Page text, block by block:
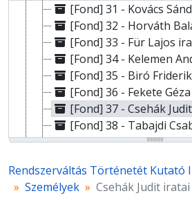
[Fond] 31 - Kovács
[Fond] 32 - Horváth
[Fond] 33 - Für Lajos
[Fond] 34 - Kelemen
[Fond] 35 - Biró
[Fond] 36 - Fekete
[Fond] 37 - Csehák
[Fond] 38 - Tabajdi
[Fond] 89 - Németh
[Fondfőcsoport] OH - Oral
Rendszerváltás Történetét Kutató
Személyek
Csehák Judit iratai